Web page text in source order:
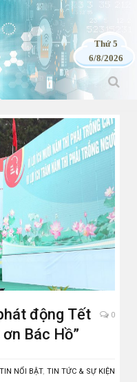
Thứ 5
6/8/2026
động Tết
Bác Hồ”
0
TIN NỔI BẬT, TIN TỨC & SỰ KIỆN